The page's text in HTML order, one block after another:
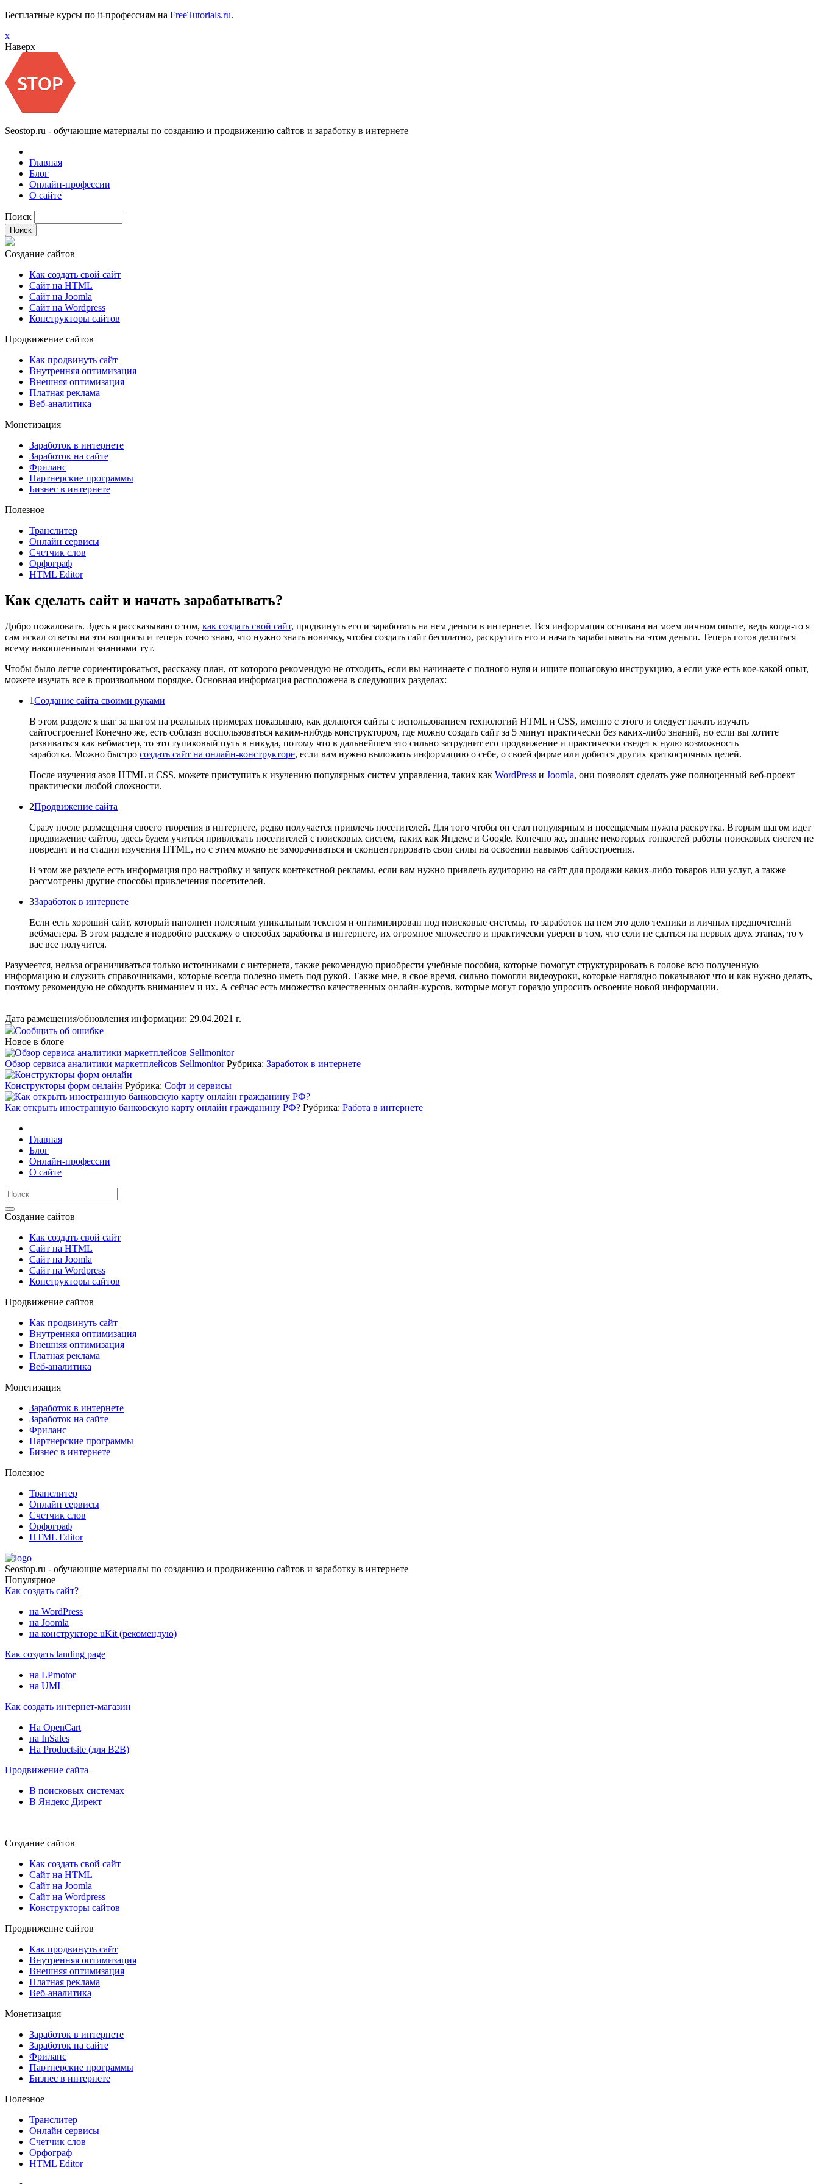
Бесплатные курсы по it-профессиям на FreeTutorials.ru.
х
Наверх
Seostop.ru - обучающие материалы по созданию и продвижению сайтов и заработку в интернете
Главная
Блог
Онлайн-профессии
О сайте
Поиск
Создание сайтов
Как создать свой сайт
Сайт на HTML
Сайт на Joomla
Сайт на Wordpress
Конструкторы сайтов
Продвижение сайтов
Как продвинуть сайт
Внутренняя оптимизация
Внешняя оптимизация
Платная реклама
Веб-аналитика
Монетизация
Заработок в интернете
Заработок на сайте
Фриланс
Партнерские программы
Бизнес в интернете
Полезное
Транслитер
Онлайн сервисы
Счетчик слов
Орфограф
HTML Editor
Как сделать сайт и начать зарабатывать?
Добро пожаловать. Здесь я рассказываю о том, как создать свой сайт, продвинуть его и заработать на нем деньги в интернете. Вся информация основана на моем личном опыте, ведь когда-то я
сам искал ответы на эти вопросы и теперь точно знаю, что нужно знать новичку, чтобы создать сайт бесплатно, раскрутить его и начать зарабатывать на этом деньги. Теперь готов делиться
всему накопленными знаниями тут.
Чтобы было легче сориентироваться, расскажу план, от которого рекомендую не отходить, если вы начинаете с полного нуля и ищите пошаговую инструкцию, а если уже есть кое-какой опыт,
можете изучать все в произвольном порядке. Основная информация расположена в следующих разделах:
1Создание сайта своими руками
В этом разделе я шаг за шагом на реальных примерах показываю, как делаются сайты с использованием технологий HTML и CSS, именно с этого и следует начать изучать
сайтостроение! Конечно же, есть соблазн воспользоваться каким-нибудь конструктором, где можно создать сайт за 5 минут практически без каких-либо знаний, но если вы хотите
развиваться как вебмастер, то это тупиковый путь в никуда, потому что в дальнейшем это сильно затруднит его продвижение и практически сведет к нулю возможность
заработка. Можно быстро создать сайт на онлайн-конструкторе, если вам нужно выложить информацию о себе, о своей фирме или добится других краткосрочных целей.
После изучения азов HTML и CSS, можете приступить к изучению популярных систем управления, таких как WordPress и Joomla, они позволят сделать уже полноценный веб-проект
практически любой сложности.
2Продвижение сайта
Сразу после размещения своего творения в интернете, редко получается привлечь посетителей. Для того чтобы он стал популярным и посещаемым нужна раскрутка. Вторым шагом идет
продвижение сайтов, здесь будем учиться привлекать посетителей с поисковых систем, таких как Яндекс и Google. Конечно же, знание некоторых тонкостей работы поисковых систем не
повредит и на стадии изучения HTML, но с этим можно не заморачиваться и сконцентрировать свои силы на освоении навыков сайтостроения.
В этом же разделе есть информация про настройку и запуск контекстной рекламы, если вам нужно привлечь аудиторию на сайт для продажи каких-либо товаров или услуг, а также
рассмотрены другие способы привлечения посетителей.
3Заработок в интернете
Если есть хороший сайт, который наполнен полезным уникальным текстом и оптимизирован под поисковые системы, то заработок на нем это дело техники и личных предпочтений
вебмастера. В этом разделе я подробно расскажу о способах заработка в интернете, их огромное множество и практически уверен в том, что если не сдаться на первых двух этапах, то у
вас все получится.
Разумеется, нельзя ограничиваться только источниками с интернета, также рекомендую приобрести учебные пособия, которые помогут структурировать в голове всю полученную
информацию и служить справочниками, которые всегда полезно иметь под рукой. Также мне, в свое время, сильно помогли видеоуроки, которые наглядно показывают что и как нужно делать,
поэтому рекомендую не обходить вниманием и их. А сейчас есть множество качественных онлайн-курсов, которые могут гораздо упросить освоение новой информации.
Дата размещения/обновления информации: 29.04.2021 г.
Сообщить об ошибке
Новое в блоге
Обзор сервиса аналитики маркетплейсов Sellmonitor Рубрика: Заработок в интернете
Конструкторы форм онлайн Рубрика: Софт и сервисы
Как открыть иностранную банковскую карту онлайн гражданину РФ? Рубрика: Работа в интернете
Главная
Блог
Онлайн-профессии
О сайте
Создание сайтов
Как создать свой сайт
Сайт на HTML
Сайт на Joomla
Сайт на Wordpress
Конструкторы сайтов
Продвижение сайтов
Как продвинуть сайт
Внутренняя оптимизация
Внешняя оптимизация
Платная реклама
Веб-аналитика
Монетизация
Заработок в интернете
Заработок на сайте
Фриланс
Партнерские программы
Бизнес в интернете
Полезное
Транслитер
Онлайн сервисы
Счетчик слов
Орфограф
HTML Editor
Seostop.ru - обучающие материалы по созданию и продвижению сайтов и заработку в интернете
Популярное
Как создать сайт?
нa WordPress
на Joomla
на конструкторе uKit (рекомендую)
Как создать landing page
на LPmotor
на UMI
Как создать интернет-магазин
На OpenCart
на InSales
На Productsite (для B2B)
Продвижение сайта
В поисковых системах
В Яндекс Директ
Создание сайтов
Как создать свой сайт
Сайт на HTML
Сайт на Joomla
Сайт на Wordpress
Конструкторы сайтов
Продвижение сайтов
Как продвинуть сайт
Внутренняя оптимизация
Внешняя оптимизация
Платная реклама
Веб-аналитика
Монетизация
Заработок в интернете
Заработок на сайте
Фриланс
Партнерские программы
Бизнес в интернете
Полезное
Транслитер
Онлайн сервисы
Счетчик слов
Орфограф
HTML Editor